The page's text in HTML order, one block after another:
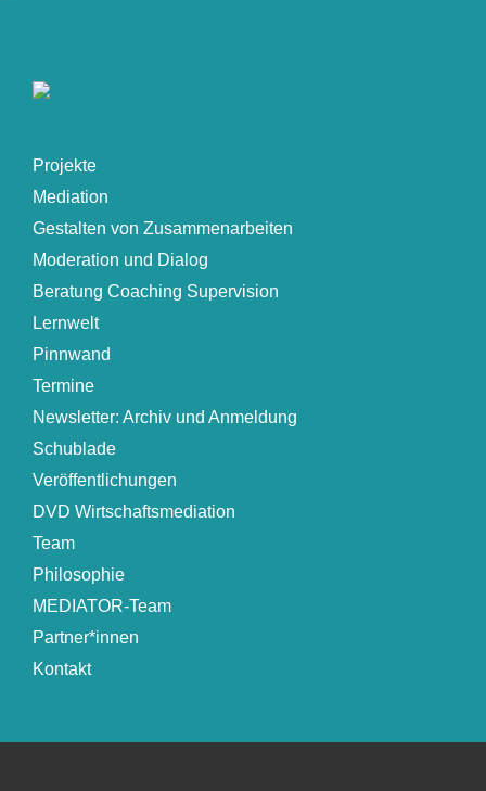
Projekte
Mediation
Gestalten von Zusammenarbeiten
Moderation und Dialog
Beratung Coaching Supervision
Lernwelt
Pinnwand
Termine
Newsletter: Archiv und Anmeldung
Schublade
Veröffentlichungen
DVD Wirtschaftsmediation
Team
Philosophie
MEDIATOR-Team
Partner*innen
Kontakt